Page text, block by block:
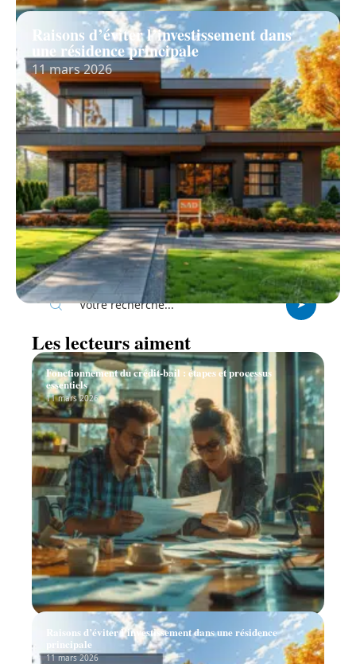
Raisons d’éviter l’investissement dans
une résidence principale
11 mars 2026
Recherche
Les lecteurs aiment
Fonctionnement du crédit-bail : étapes et processus
essentiels
11 mars 2026
Raisons d’éviter l’investissement dans une résidence
principale
11 mars 2026